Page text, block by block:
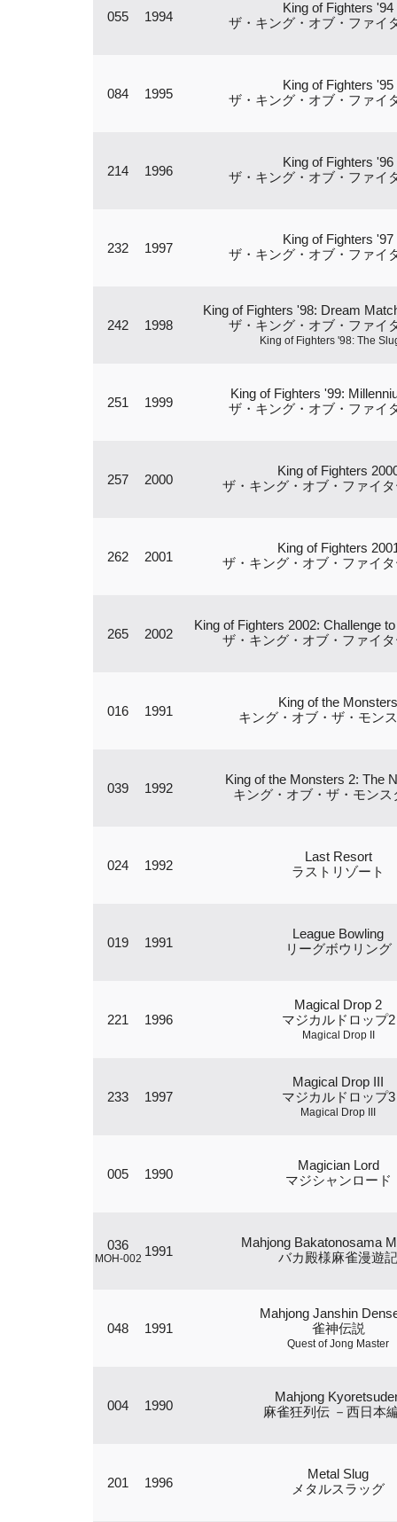
055 1994
King of Fighters '94
ザ・キング・オブ・ファイ
084 1995
King of Fighters '95
ザ・キング・オブ・ファイ
214 1996
King of Fighters '96
ザ・キング・オブ・ファイ
232 1997
King of Fighters '97
ザ・キング・オブ・ファイ
242 1998
King of Fighters '98: Dream
ザ・キング・オブ・ファイ
King of Fighters '98: The
251 1999
King of Fighters '99:
ザ・キング・オブ・ファイ
257 2000
King of Fighters
ザ・キング・オブ・ファイ
262 2001
King of Fighters
ザ・キング・オブ・ファイ
265 2002
King of Fighters 2002: Challenge
ザ・キング・オブ・ファイ
016 1991
King of the Monsters
キング・オブ・ザ・モン
039 1992
King of the Monsters 2: The
キング・オブ・ザ・モンス
024 1992
Last Resort
ラストリゾート
019 1991
League Bowling
リーグボウリング
221 1996
Magical Drop 2
マジカルドロップ2
Magical Drop II
233 1997
Magical Drop III
マジカルドロップ3
Magical Drop III
005 1990
Magician Lord
マジシャンロード
036
MOH-002 1991
Mahjong Bakatonosama
バカ殿様麻雀漫遊記
048 1991
Mahjong Janshin
雀神伝説
Quest of Jong Master
004 1990
Mahjong
麻雀狂列伝 －西日本
201 1996
Metal Slug
メタルスラッグ